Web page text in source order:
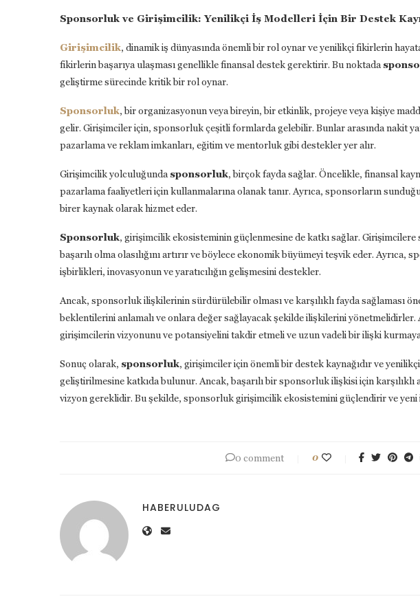
Sponsorluk ve Girişimcilik: Yenilikçi İş Modelleri İçin Bir Destek
Girişimcilik, dinamik iş dünyasında önemli bir rol oynar ve yenilikçi fikirlerin
fikirlerin başarıya ulaşması genellikle finansal destek gerektirir. Bu noktada
geliştirme sürecinde kritik bir rol oynar.
Sponsorluk, bir organizasyonun veya bireyin, bir etkinlik, projeye veya kişiye
gelir. Girişimciler için, sponsorluk çeşitli formlarda gelebilir. Bunlar arasında nakit
pazarlama ve reklam imkanları, eğitim ve mentorluk gibi destekler yer alır.
Girişimcilik yolculuğunda sponsorluk, birçok fayda sağlar. Öncelikle, finansal
pazarlama faaliyetleri için kullanmalarına olanak tanır. Ayrıca, sponsorların
birer kaynak olarak hizmet eder.
Sponsorluk, girişimcilik ekosisteminin güçlenmesine de katkı sağlar.
başarılı olma olasılığını artırır ve böylece ekonomik büyümeyi teşvik eder. Ayrıca,
işbirlikleri, inovasyonun ve yaratıcılığın gelişmesini destekler.
Ancak, sponsorluk ilişkilerinin sürdürülebilir olması ve karşılıklı fayda sağlaması
beklentilerini anlamalı ve onlara değer sağlayacak şekilde ilişkilerini yönetmelidirler.
girişimcilerin vizyonunu ve potansiyelini takdir etmeli ve uzun vadeli bir ilişki
Sonuç olarak, sponsorluk, girişimciler için önemli bir destek kaynağıdır ve
geliştirilmesine katkıda bulunur. Ancak, başarılı bir sponsorluk ilişkisi için karşılıklı
vizyon gereklidir. Bu şekilde, sponsorluk girişimcilik ekosistemini güçlendirir ve
0 comment 0
HABERULUDAG